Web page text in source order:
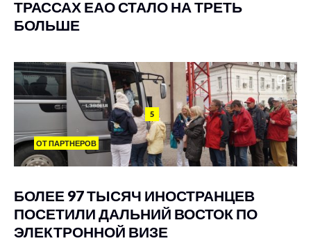
ТРАССАХ ЕАО СТАЛО НА ТРЕТЬ
БОЛЬШЕ
5
ОТ ПАРТНЕРОВ
БОЛЕЕ 97 ТЫСЯЧ ИНОСТРАНЦЕВ
ПОСЕТИЛИ ДАЛЬНИЙ ВОСТОК ПО
ЭЛЕКТРОННОЙ ВИЗЕ